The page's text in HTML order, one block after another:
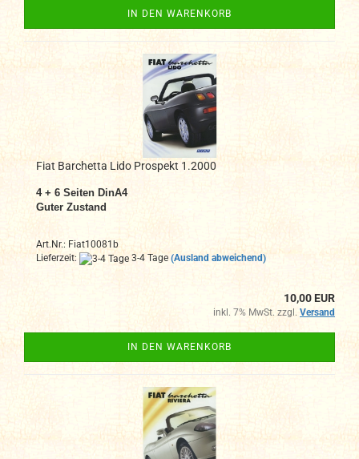
IN DEN WARENKORB
Fiat Barchetta Lido Prospekt 1.2000
4 + 6 Seiten DinA4
Guter Zustand
Art.Nr.: Fiat10081b
Lieferzeit:
3-4 Tage (Ausland abweichend)
10,00 EUR
inkl. 7% MwSt. zzgl. Versand
IN DEN WARENKORB